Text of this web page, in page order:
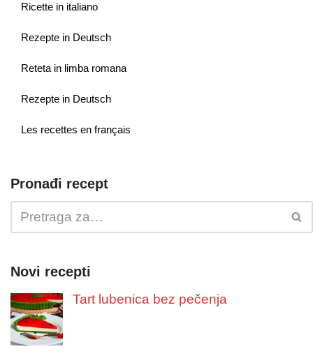
Ricette in italiano
Rezepte in Deutsch
Reteta in limba romana
Rezepte in Deutsch
Les recettes en français
Pronađi recept
Novi recepti
Tart lubenica bez pečenja